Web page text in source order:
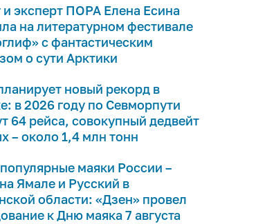
и эксперт ПОРА Елена Есина
на литературном фестивале
с фантастическим
о сути Арктики
новый рекорд в
в 2026 году по Севморпути
64 рейса, совокупный дедвейт
– около 1,4 млн тонн
маяки России –
Ямале и Русский в
области: «Дзен» провел
к Дню маяка 7 августа